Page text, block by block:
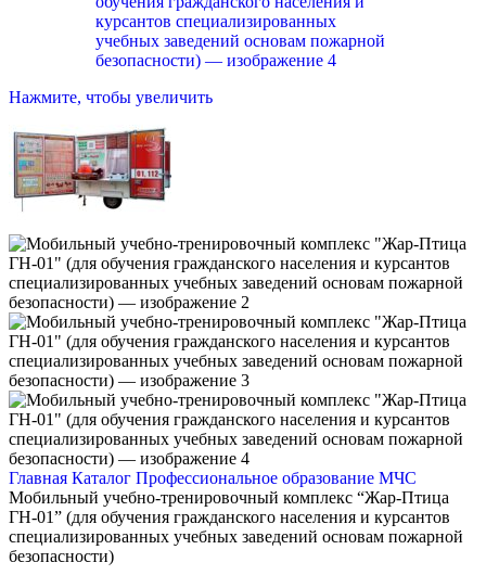
Нажмите, чтобы увеличить
Главная Каталог Профессиональное образование МЧС
Мобильный учебно-тренировочный комплекс “Жар-Птица
ГН-01” (для обучения гражданского населения и курсантов
специализированных учебных заведений основам пожарной
безопасности)